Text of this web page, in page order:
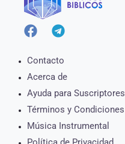
Contacto
Acerca de
Ayuda para Suscriptores
Términos y Condiciones
Música Instrumental